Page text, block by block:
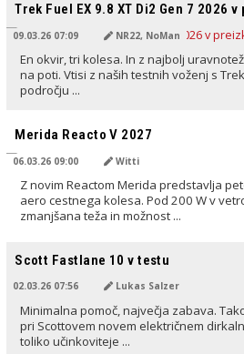
Trek Fuel EX 9.8 XT Di2 Gen 7 2026
09.03.26 07:09 NR22, NoMan
En okvir, tri kolesa. In z najbolj
na poti. Vtisi z naših testnih voženj s
področju ...
Merida Reacto V 2027
06.03.26 09:00 Witti
Z novim Reactom Merida predstavlja
aero cestnega kolesa. Pod 200 W v
zmanjšana teža in možnost ...
Scott Fastlane 10 v testu
02.03.26 07:56 Lukas Salzer
Minimalna pomoč, največja zabava.
pri Scottovem novem električnem
toliko učinkoviteje ...